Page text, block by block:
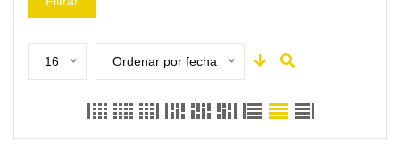
16 Ordenar por fecha